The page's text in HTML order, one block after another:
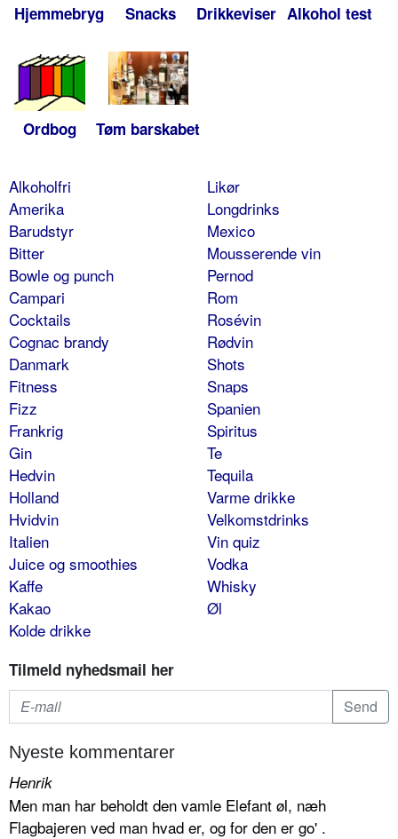
Hjemmebryg Snacks Drikkeviser Alkohol test
Ordbog Tøm barskabet
Alkoholfri
Amerika
Barudstyr
Bitter
Bowle og punch
Campari
Cocktails
Cognac brandy
Danmark
Fitness
Fizz
Frankrig
Gin
Hedvin
Holland
Hvidvin
Italien
Juice og smoothies
Kaffe
Kakao
Kolde drikke
Likør
Longdrinks
Mexico
Mousserende vin
Pernod
Rom
Rosévin
Rødvin
Shots
Snaps
Spanien
Spiritus
Te
Tequila
Varme drikke
Velkomstdrinks
Vin quiz
Vodka
Whisky
Øl
Tilmeld nyhedsmail her
Nyeste kommentarer
Henrik
Men man har beholdt den vamle Elefant øl, næh
Flagbajeren ved man hvad er, og for den er go' .